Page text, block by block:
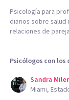
Psicología para
diarios sobre
relaciones de
Psicólogos con
Sandra
Miami,